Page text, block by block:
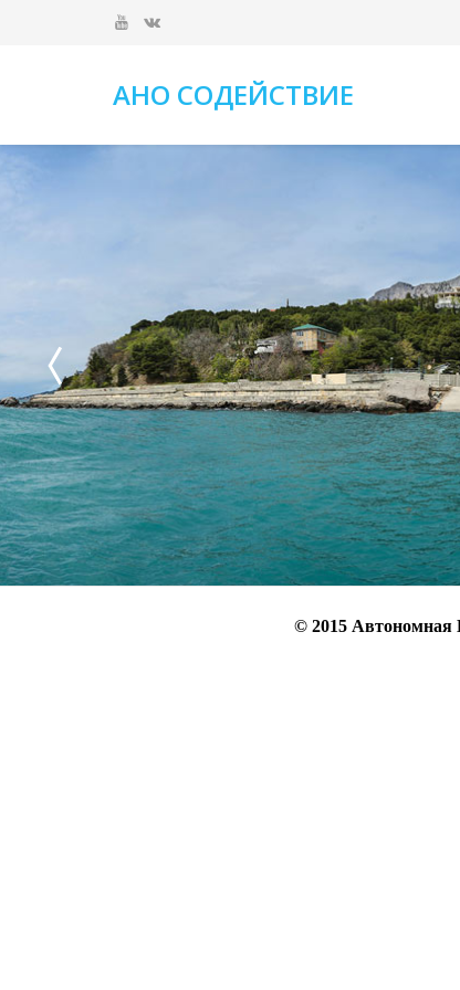
АНО СОДЕЙСТВИЕ
© 2015 Автономная